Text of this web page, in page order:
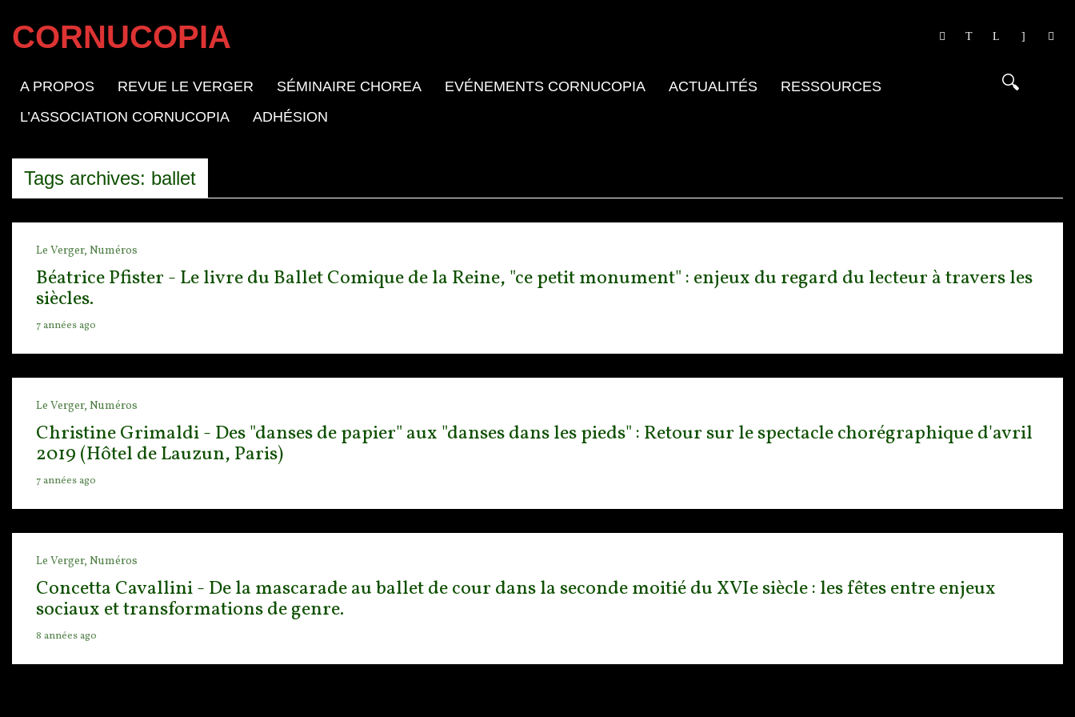
CORNUCOPIA
A PROPOS REVUE LE VERGER SÉMINAIRE CHOREA EVÉNEMENTS CORNUCOPIA ACTUALITÉS
RESSOURCES
L’ASSOCIATION CORNUCOPIA
ADHÉSION
Tags archives: ballet
Le Verger, Numéros
Béatrice Pfister - Le livre du Ballet Comique de la Reine, "ce petit monument" : enjeux du regard du lecteur à travers les
siècles.
7 années ago
Le Verger, Numéros
Christine Grimaldi - Des "danses de papier" aux "danses dans les pieds" : Retour sur le spectacle chorégraphique d'avril
2019 (Hôtel de Lauzun, Paris)
7 années ago
Le Verger, Numéros
Concetta Cavallini - De la mascarade au ballet de cour dans la seconde moitié du XVIe siècle : les fêtes entre enjeux
sociaux et transformations de genre.
8 années ago